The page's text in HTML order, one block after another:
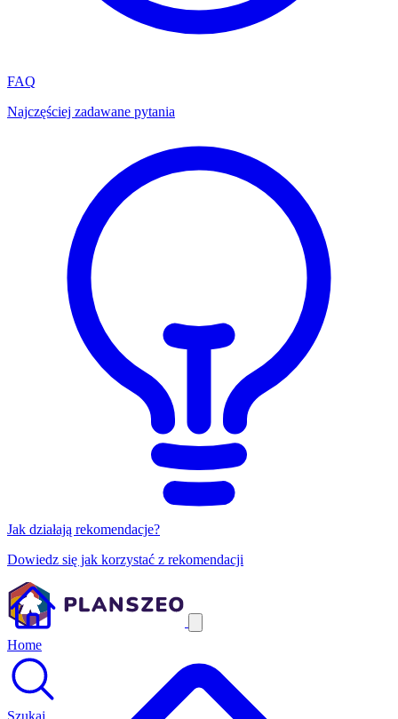
FAQ
Najczęściej zadawane pytania
Jak działają rekomendacje?
Dowiedz się jak korzystać z rekomendacji
Home
Szukaj